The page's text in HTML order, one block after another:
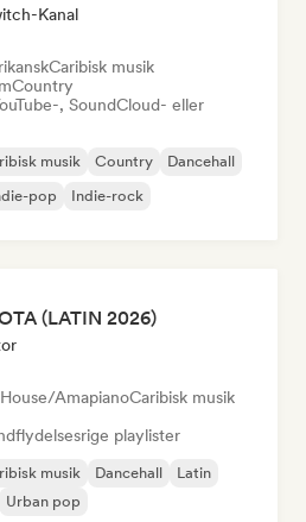
Kanal
Caribisk musik
Country
, SoundCloud- eller
musik Country
Dancehall
pop Indie-rock
(LATIN 2026)
AmapianoCaribisk musik
playlister
musik Dancehall
Latin
Urban pop